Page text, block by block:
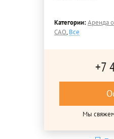
Категории:Аренда
САО,Все
+7
Мы